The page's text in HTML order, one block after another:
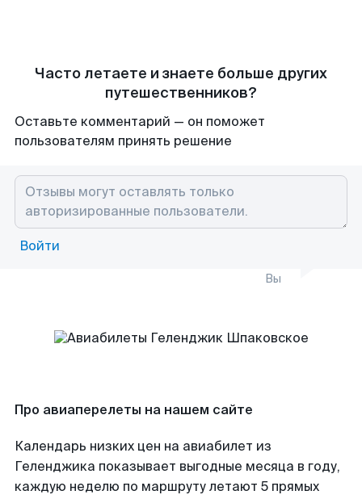
Часто летаете и знаете больше других
путешественников?
Оставьте комментарий — он поможет
пользователям принять решение
Войти
Вы
Про авиаперелеты на нашем сайте
Календарь низких цен на авиабилет из
Геленджика показывает выгодные месяца в году,
каждую неделю по маршруту летают 5 прямых